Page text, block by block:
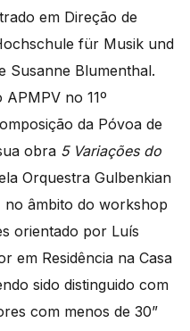
em Direção de
für Musik und
Susanne Blumenthal.
no 11º
da Póvoa de
obra 5 Variações do
Orquestra Gulbenkian
âmbito do workshop
orientado por Luís
em Residência na Casa
sido distinguido com
com menos de 30”